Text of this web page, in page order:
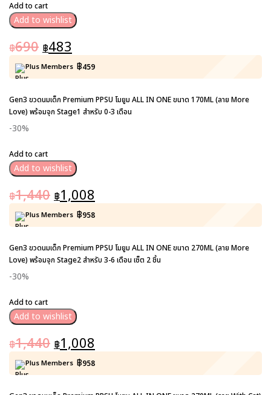
Add to cart
Add to wishlist
฿690 ฿483
Plus Members ฿459
Gen3 ขวดนมเด็ก Premium PPSU โมยูม ALL IN ONE ขนาด 170ML (ลาย More
Love) พร้อมจุก Stage1 สำหรับ 0-3 เดือน
-30%
Add to cart
Add to wishlist
฿1,440 ฿1,008
Plus Members ฿958
Gen3 ขวดนมเด็ก Premium PPSU โมยูม ALL IN ONE ขนาด 270ML (ลาย More
Love) พร้อมจุก Stage2 สำหรับ 3-6 เดือน เซ็ต 2 ชิ้น
-30%
Add to cart
Add to wishlist
฿1,440 ฿1,008
Plus Members ฿958